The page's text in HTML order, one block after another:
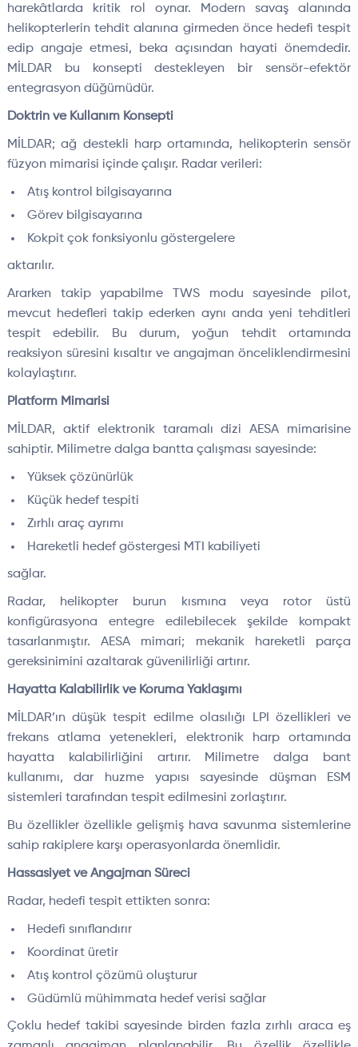
harekâtlarda kritik rol oynar. Modern savaş alanında
helikopterlerin tehdit alanına girmeden önce hedefi tespit
edip angaje etmesi, beka açısından hayati önemdedir.
MİLDAR bu konsepti destekleyen bir sensör-efektör
entegrasyon düğümüdür.
Doktrin ve Kullanım Konsepti
MİLDAR; ağ destekli harp ortamında, helikopterin sensör
füzyon mimarisi içinde çalışır. Radar verileri:
Atış kontrol bilgisayarına
Görev bilgisayarına
Kokpit çok fonksiyonlu göstergelere
aktarılır.
Ararken takip yapabilme TWS modu sayesinde pilot,
mevcut hedefleri takip ederken aynı anda yeni tehditleri
tespit edebilir. Bu durum, yoğun tehdit ortamında
reaksiyon süresini kısaltır ve angajman önceliklendirmesini
kolaylaştırır.
Platform Mimarisi
MİLDAR, aktif elektronik taramalı dizi AESA mimarisine
sahiptir. Milimetre dalga bantta çalışması sayesinde:
Yüksek çözünürlük
Küçük hedef tespiti
Zırhlı araç ayrımı
Hareketli hedef göstergesi MTI kabiliyeti
sağlar.
Radar, helikopter burun kısmına veya rotor üstü
konfigürasyona entegre edilebilecek şekilde kompakt
tasarlanmıştır. AESA mimari; mekanik hareketli parça
gereksinimini azaltarak güvenilirliği artırır.
Hayatta Kalabilirlik ve Koruma Yaklaşımı
MİLDAR’ın düşük tespit edilme olasılığı LPI özellikleri ve
frekans atlama yetenekleri, elektronik harp ortamında
hayatta kalabilirliğini artırır. Milimetre dalga bant
kullanımı, dar huzme yapısı sayesinde düşman ESM
sistemleri tarafından tespit edilmesini zorlaştırır.
Bu özellikler özellikle gelişmiş hava savunma sistemlerine
sahip rakiplere karşı operasyonlarda önemlidir.
Hassasiyet ve Angajman Süreci
Radar, hedefi tespit ettikten sonra:
Hedefi sınıflandırır
Koordinat üretir
Atış kontrol çözümü oluşturur
Güdümlü mühimmata hedef verisi sağlar
Çoklu hedef takibi sayesinde birden fazla zırhlı araca eş